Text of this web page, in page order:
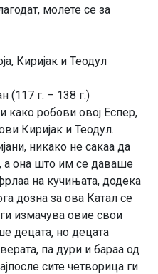
молете се за
Киријак и Теодул
(117 г. – 138 г.)
како робови овој Еспер,
Киријак и Теодул.
никако не сакаа да
а она што им се даваше
на кучињата, додека
дозна за ова Катал се
измачува овие свои
децата, но децата
па дури и бараа од
сите четворица ги